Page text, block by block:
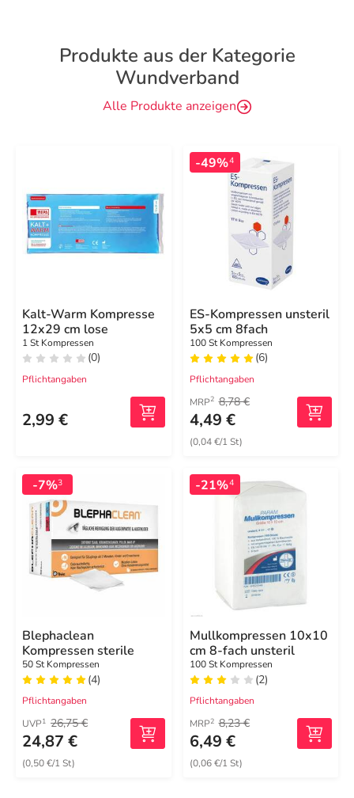
Produkte aus der Kategorie
Wundverband
Alle Produkte anzeigen
Kalt-Warm Kompresse
12x29 cm lose
1 St Kompressen
(0)
Pflichtangaben
2,99 €
-49%4
ES-Kompressen unsteril
5x5 cm 8fach
100 St Kompressen
(6)
Pflichtangaben
MRP2 8,78 €
4,49 €
(0,04 €/1 St)
-7%3
Blephaclean
Kompressen sterile
50 St Kompressen
(4)
Pflichtangaben
UVP1 26,75 €
24,87 €
(0,50 €/1 St)
-21%4
Mullkompressen 10x10
cm 8-fach unsteril
100 St Kompressen
(2)
Pflichtangaben
MRP2 8,23 €
6,49 €
(0,06 €/1 St)